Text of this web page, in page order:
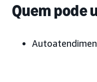
Quem pode